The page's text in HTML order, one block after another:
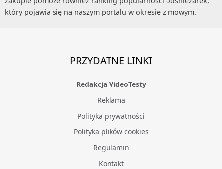
który pojawia się na naszym portalu w okresie zimowym.
PRZYDATNE LINKI
Redakcja VideoTesty
Reklama
Polityka prywatności
Polityka plików cookies
Regulamin
Kontakt